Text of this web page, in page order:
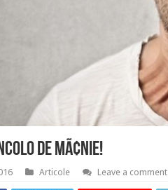
de mÃ¢nie!
Articole Leave a comment